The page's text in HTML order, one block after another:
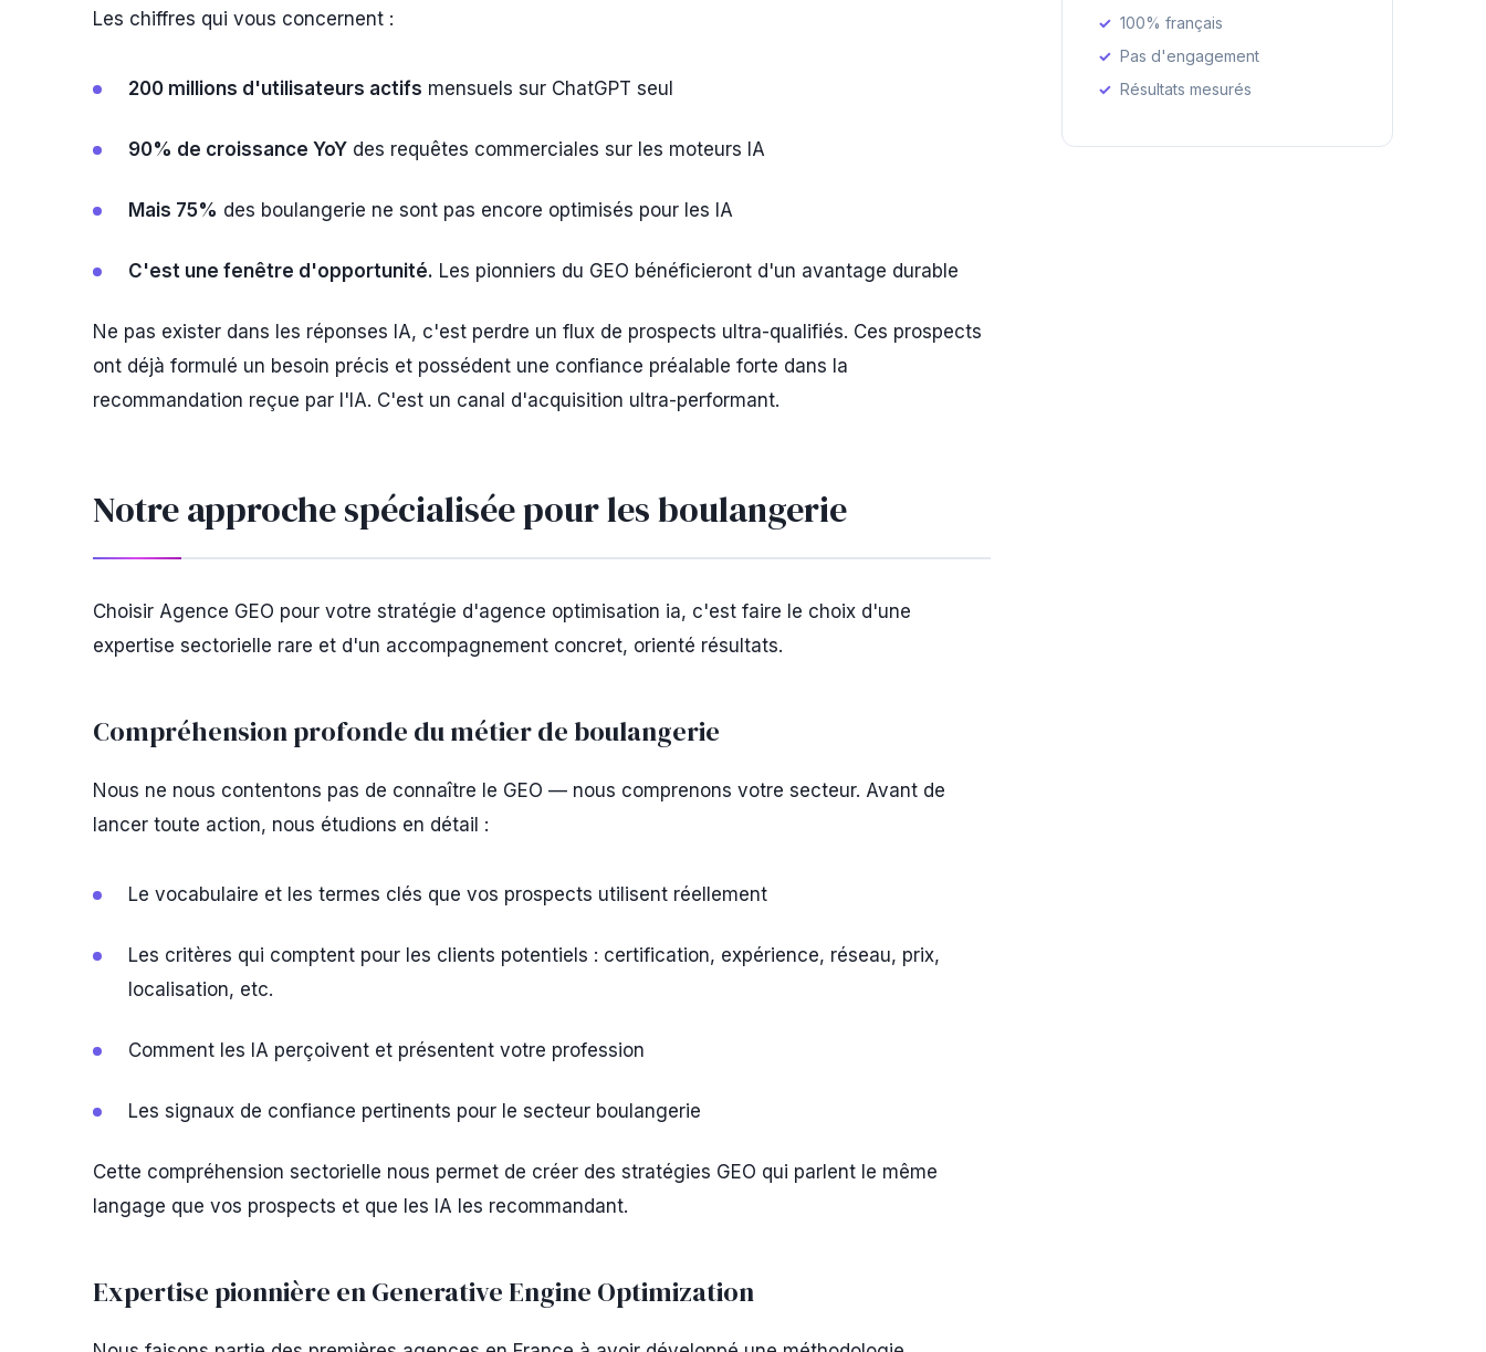
Les chiffres qui vous concernent :
200 millions d'utilisateurs actifs mensuels sur ChatGPT seul
90% de croissance YoY des requêtes commerciales sur les moteurs IA
Mais 75% des boulangerie ne sont pas encore optimisés pour les IA
C'est une fenêtre d'opportunité. Les pionniers du GEO bénéficieront d'un avantage durable
Ne pas exister dans les réponses IA, c'est perdre un flux de prospects ultra-qualifiés. Ces prospects
ont déjà formulé un besoin précis et possédent une confiance préalable forte dans la
recommandation reçue par l'IA. C'est un canal d'acquisition ultra-performant.
Notre approche spécialisée pour les boulangerie
Choisir Agence GEO pour votre stratégie d'agence optimisation ia, c'est faire le choix d'une
expertise sectorielle rare et d'un accompagnement concret, orienté résultats.
Compréhension profonde du métier de boulangerie
Nous ne nous contentons pas de connaître le GEO — nous comprenons votre secteur. Avant de
lancer toute action, nous étudions en détail :
Le vocabulaire et les termes clés que vos prospects utilisent réellement
Les critères qui comptent pour les clients potentiels : certification, expérience, réseau, prix,
localisation, etc.
Comment les IA perçoivent et présentent votre profession
Les signaux de confiance pertinents pour le secteur boulangerie
Cette compréhension sectorielle nous permet de créer des stratégies GEO qui parlent le même
langage que vos prospects et que les IA les recommandant.
Expertise pionnière en Generative Engine Optimization
100% français
Pas d'engagement
Résultats mesurés